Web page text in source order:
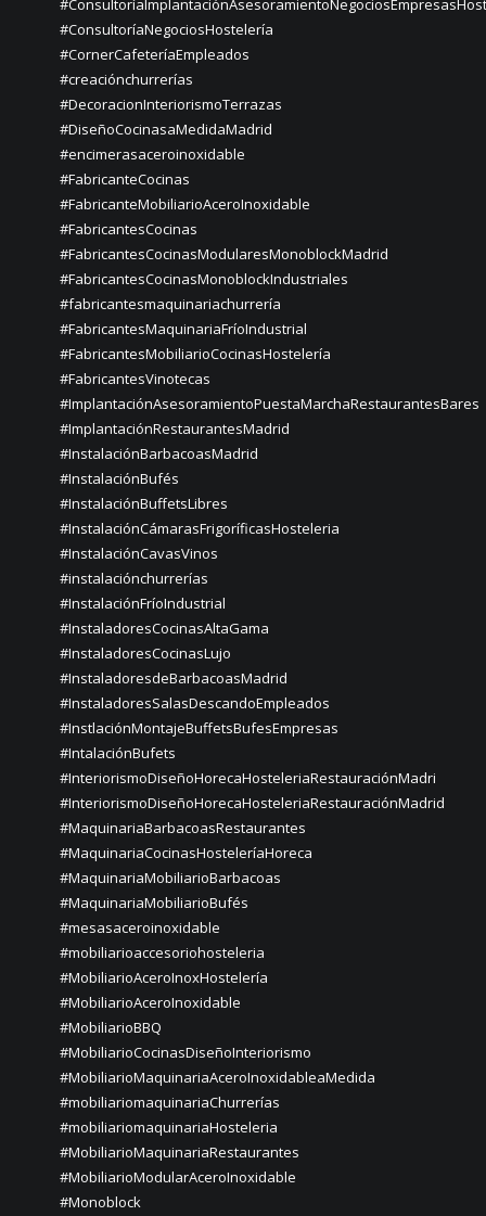
#ConsultoríaNegociosHostelería
#CornerCafeteríaEmpleados
#creaciónchurrerías
#DecoracionInteriorismoTerrazas
#DiseñoCocinasaMedidaMadrid
#encimerasaceroinoxidable
#FabricanteCocinas
#FabricanteMobiliarioAceroInoxidable
#FabricantesCocinas
#FabricantesCocinasModularesMonoblockMadrid
#FabricantesCocinasMonoblockIndustriales
#fabricantesmaquinariachurrería
#FabricantesMaquinariaFríoIndustrial
#FabricantesMobiliarioCocinasHostelería
#FabricantesVinotecas
#ImplantaciónAsesoramientoPuestaMarchaRestaurantesBares
#ImplantaciónRestaurantesMadrid
#InstalaciónBarbacoasMadrid
#InstalaciónBufés
#InstalaciónBuffetsLibres
#InstalaciónCámarasFrigoríficasHosteleria
#InstalaciónCavasVinos
#instalaciónchurrerías
#InstalaciónFríoIndustrial
#InstaladoresCocinasAltaGama
#InstaladoresCocinasLujo
#InstaladoresdeBarbacoasMadrid
#InstaladoresSalasDescandoEmpleados
#InstlaciónMontajeBuffetsBufesEmpresas
#IntalaciónBufets
#InteriorismoDiseñoHorecaHosteleriaRestauraciónMadri
#InteriorismoDiseñoHorecaHosteleriaRestauraciónMadrid
#MaquinariaBarbacoasRestaurantes
#MaquinariaCocinasHosteleríaHoreca
#MaquinariaMobiliarioBarbacoas
#MaquinariaMobiliarioBufés
#mesasaceroinoxidable
#mobiliarioaccesoriohosteleria
#MobiliarioAceroInoxHostelería
#MobiliarioAceroInoxidable
#MobiliarioBBQ
#MobiliarioCocinasDiseñoInteriorismo
#MobiliarioMaquinariaAceroInoxidableaMedida
#mobiliariomaquinariaChurrerías
#mobiliariomaquinariaHosteleria
#MobiliarioMaquinariaRestaurantes
#MobiliarioModularAceroInoxidable
#Monoblock